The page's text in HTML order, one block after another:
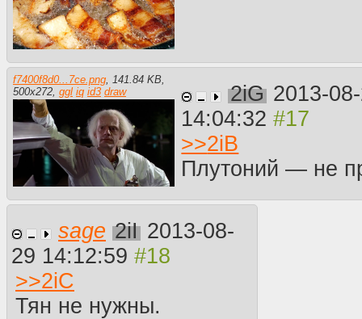
f7400f8d0...7ce.png 141.84 KB
500x272 ggl iq id3 draw 2iG 2013-
14:04:32
>>2iB
Плутоний — не
sage 2iI 2013-08-
29 14:12:59
>>2iC
Тян не нужны.